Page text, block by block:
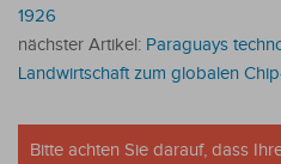
1926
nächster Artikel: Paraguays
Landwirtschaft zum globalen
Bitte achten Sie darauf, dass